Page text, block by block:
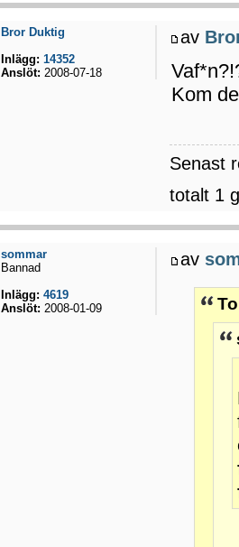
av
Kom
Senast
totalt 1
Bror Duktig
Inlägg: 14352
Anslöt: 2008-07-18
av
sommar
Bannad
Inlägg: 4619
Anslöt: 2008-01-09